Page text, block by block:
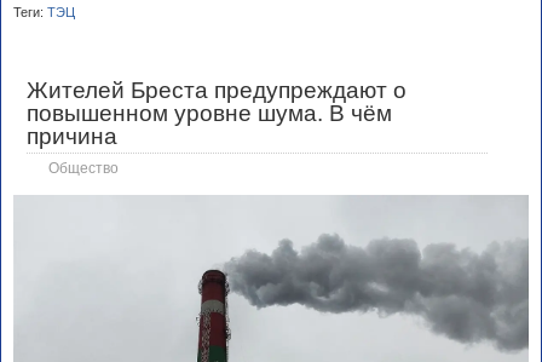
Теги: ТЭЦ
Жителей Бреста предупреждают о
повышенном уровне шума. В чём
причина
Общество